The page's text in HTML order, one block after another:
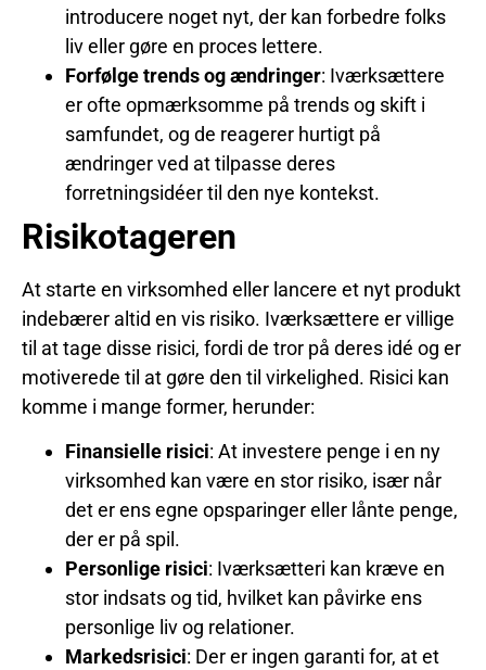
introducere noget nyt, der kan forbedre folks
liv eller gøre en proces lettere.
Forfølge trends og ændringer: Iværksættere
er ofte opmærksomme på trends og skift i
samfundet, og de reagerer hurtigt på
ændringer ved at tilpasse deres
forretningsidéer til den nye kontekst.
Risikotageren
At starte en virksomhed eller lancere et nyt produkt
indebærer altid en vis risiko. Iværksættere er villige
til at tage disse risici, fordi de tror på deres idé og er
motiverede til at gøre den til virkelighed. Risici kan
komme i mange former, herunder:
Finansielle risici: At investere penge i en ny
virksomhed kan være en stor risiko, især når
det er ens egne opsparinger eller lånte penge,
der er på spil.
Personlige risici: Iværksætteri kan kræve en
stor indsats og tid, hvilket kan påvirke ens
personlige liv og relationer.
Markedsrisici: Der er ingen garanti for, at et